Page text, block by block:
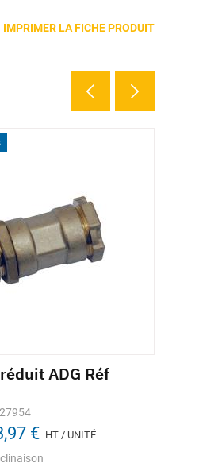
IMPRIMER LA FICHE PRODUIT
ADG Réf
€ HT / UNITÉ